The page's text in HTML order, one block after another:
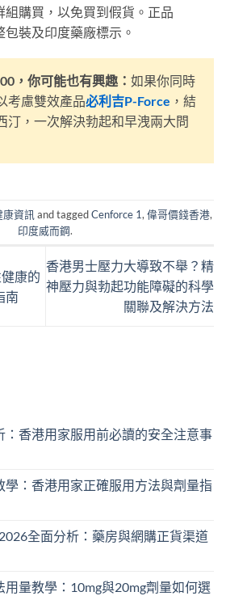
組購買，以免買到假貨。正品
裝及印度藥廠標示。
，你可能也有興趣： 如果你同時
考慮雙效產品必利吉P-Force ，結
汀，一次解決勃起和早洩兩大問
康資訊 and taggedCenforce 1, 偉哥價錢香港,
印度威而鋼.
康的
南
香港男士壓力大導致不舉？精
神壓力與勃起功能障礙的科學
關聯及解決方法
：香港用家服用前必讀的安全注意事
學：香港用家正確服用方法與劑量指
全面分析：藥房與網購正貨渠道
量教學：10mg與20mg劑量如何選